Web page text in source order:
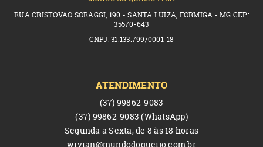
RUA CRISTOVAO SORAGGI, 190 - SANTA LUIZA, FORMIGA - MG CEP:
35570-643
CNPJ: 31.133.799/0001-18
ATENDIMENTO
(37) 99862-9083
(37) 99862-9083(WhatsApp)
Segunda a Sexta, de 8 às 18 horas
wivian@mundodoqueijo.com.br